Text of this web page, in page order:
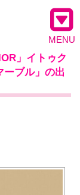
MENU
」イトゥク
ーブル」の出